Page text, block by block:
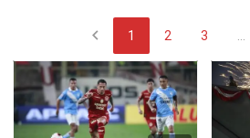
chevron_left 1 2 3